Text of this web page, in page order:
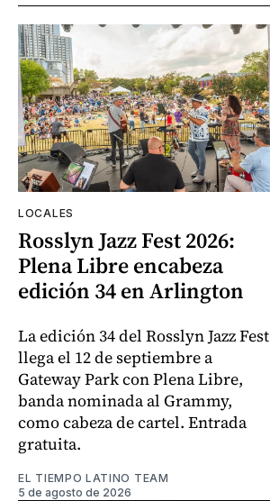
LOCALES
Rosslyn Jazz Fest 2026:
Plena Libre encabeza
edición 34 en Arlington
La edición 34 del Rosslyn Jazz Fest
llega el 12 de septiembre a
Gateway Park con Plena Libre,
banda nominada al Grammy,
como cabeza de cartel. Entrada
gratuita.
EL TIEMPO LATINO TEAM
5 de agosto de 2026